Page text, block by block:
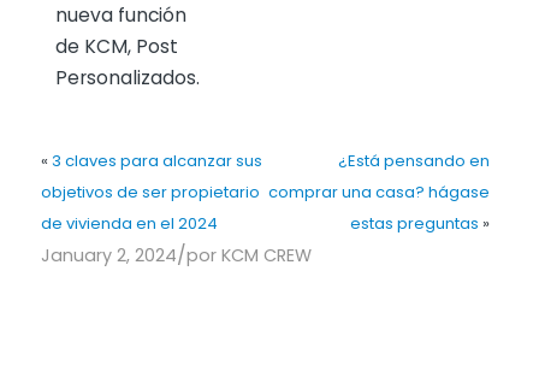
nueva función
de KCM, Post
Personalizados.
« 3 claves para alcanzar sus
objetivos de ser propietario
de vivienda en el 2024
¿Está pensando en
comprar una casa? hágase
estas preguntas »
January 2, 2024/por KCM CREW